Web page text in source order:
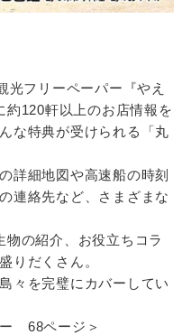
光フリーペーパー『やえ
約120軒以上のお店情報を
な特典が受けられる「丸
詳細地図や高速船の時刻
連絡先など、さまざまな
物の紹介、お役立ちコラ
りだくさん。
々を完璧にカバーしてい
68ページ＞